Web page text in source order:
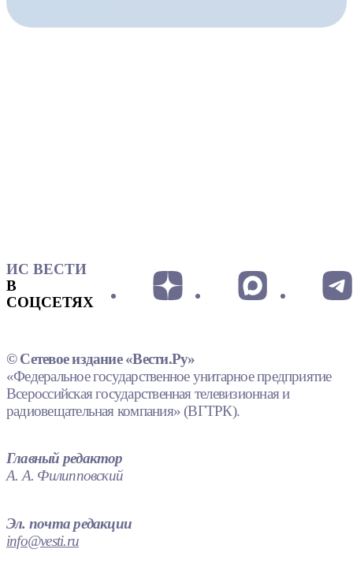
ИС ВЕСТИ
В
СОЦСЕТЯХ
© Сетевое издание «Вести.Ру»
«Федеральное государственное унитарное предприятие
Всероссийская государственная телевизионная и
радиовещательная компания» (ВГТРК).
Главный редактор
А. А. Филипповский
Эл. почта редакции
info@vesti.ru